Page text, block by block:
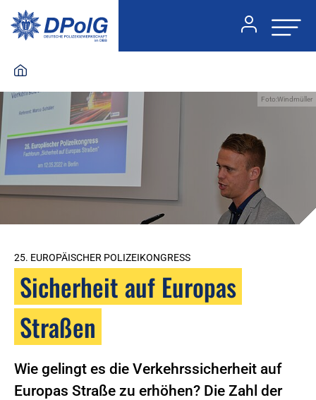
Foto:Windmüller
25. EUROPÄISCHER POLIZEIKONGRESS
Sicherheit auf Europas
Straßen
Wie gelingt es die Verkehrssicherheit auf
Europas Straße zu erhöhen? Die Zahl der